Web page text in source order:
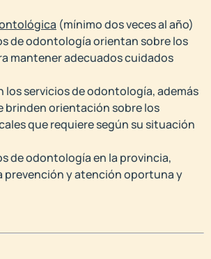
(mínimo dos veces al año)
de odontología orientan sobre los
mantener adecuados cuidados
los servicios de odontología, además
brinden orientación sobre los
que requiere según su situación
de odontología en la provincia,
prevención y atención oportuna y